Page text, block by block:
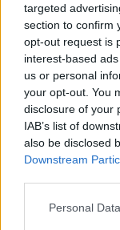
targeted
section to confirm
opt-out request is
interest-based
us or personal
your opt-out. You
disclosure of your
IAB’s list of
also be disclosed
Downstream
Personal
melodię, była
byli coraz
przestał nad
zaczął
Ta
Ursus,
trwała aż do
Dla Ligii był